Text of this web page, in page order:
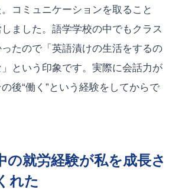
コミュニケーションを取ること
ました。語学学校の中でもクラス
たので「英語漬けの生活をするの
という印象です。実際に会話力が
後“働く”という経験をしてからで
の就労経験が私を成長さ
れた